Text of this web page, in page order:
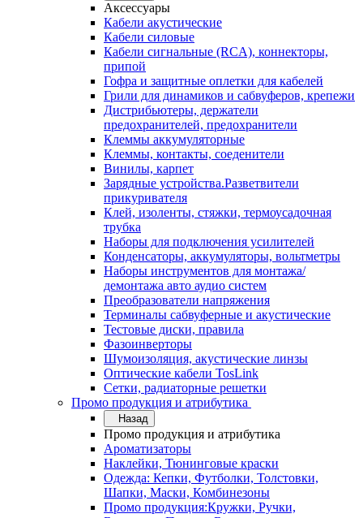
Аксессуары
Кабели акустические
Кабели силовые
Кабели сигнальные (RCA), коннекторы,
припой
Гофра и защитные оплетки для кабелей
Грили для динамиков и сабвуферов, крепежи
Дистрибьютеры, держатели
предохранителей, предохранители
Клеммы аккумуляторные
Клеммы, контакты, соеденители
Винилы, карпет
Зарядные устройства.Разветвители
прикуривателя
Клей, изоленты, стяжки, термоусадочная
трубка
Наборы для подключения усилителей
Конденсаторы, аккумуляторы, вольтметры
Наборы инструментов для монтажа/
демонтажа авто аудио систем
Преобразователи напряжения
Терминалы сабвуферные и акустические
Тестовые диски, правила
Фазоинверторы
Шумоизоляция, акустические линзы
Оптические кабели TosLink
Сетки, радиаторные решетки
Промо продукция и атрибутика
Назад
Промо продукция и атрибутика
Ароматизаторы
Наклейки, Тюнинговые краски
Одежда: Кепки, Футболки, Толстовки,
Шапки, Маски, Комбинезоны
Промо продукция:Кружки, Ручки,